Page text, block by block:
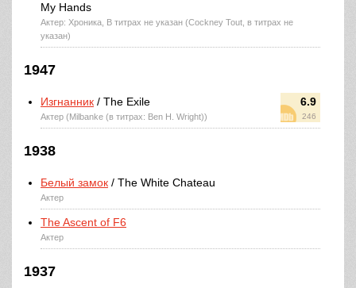
My Hands
Актер: Хроника, В титрах не указан (Cockney Tout, в титрах не
указан)
1947
6.9
246
Изгнанник / The Exile
Актер (Milbanke (в титрах: Ben H. Wright))
1938
Белый замок / The White Chateau
Актер
The Ascent of F6
Актер
1937